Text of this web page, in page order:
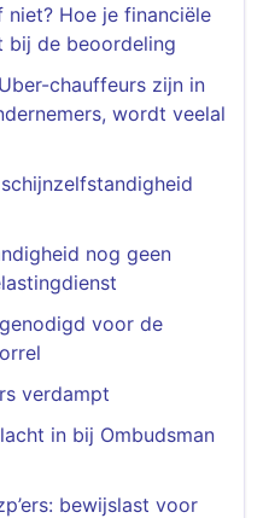
Hoe je financiële
bij de beoordeling
chauffeurs zijn in
wordt veelal
nog geen
voor de
verdampt
in bij Ombudsman
bewijslast voor